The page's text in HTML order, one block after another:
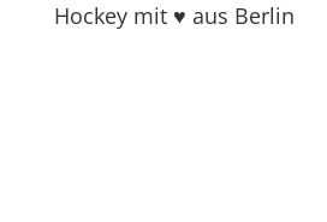
Hockey mit ♥ aus Berlin